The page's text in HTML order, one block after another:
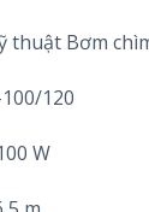
thuật Bơm
120
W